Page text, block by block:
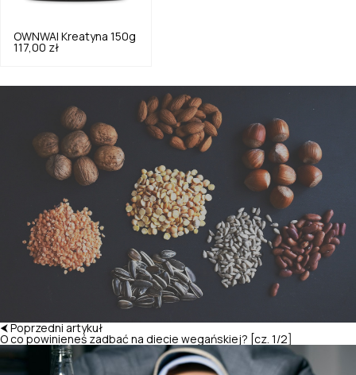
OWNWAI Kreatyna 150g
117,00 zł
⮜ Poprzedni artykuł
O co powinieneś zadbać na diecie wegańskiej? [cz. 1/2]